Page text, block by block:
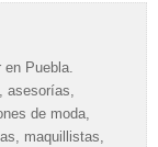
en Puebla.
asesorías,
de moda,
maquillistas,